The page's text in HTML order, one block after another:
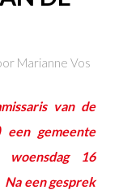
Marianne Vos
van de
gemeente
16
een gesprek